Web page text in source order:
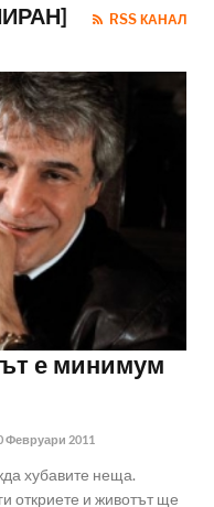
RSS КАНАЛ
е минимум
Февруари 2011
хубавите неща.
откриете и животът ще